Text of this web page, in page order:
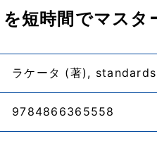
短時間でマスタ
ラケータ (著),
9784866365558